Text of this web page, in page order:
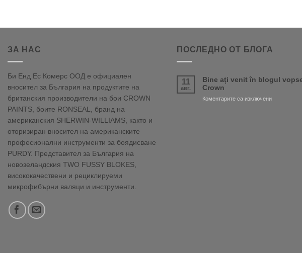
ЗА НАС
Би Енд Ес Комерс ООД е официален
вносител за България на продуктите на
британския производители на бои CROWN
PAINTS, боите RONSEAL, бранд на
американския SHERWIN-WILLIAMS, както и
оторизиран вносител на американските
професионални инструменти за боядисване
PURDY. Представител за България на
новозеландския TWO FUSSY BLOKES,
висококачествени и рециклируеми
микрофибърни валяци и инструменти.
ПОСЛЕДНО ОТ БЛОГА
11
авг.
Bine ați venit în blogul
Crown
Коментарите са изключениза